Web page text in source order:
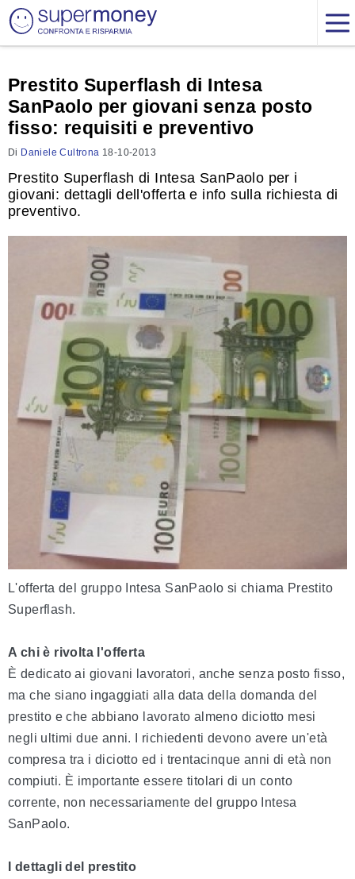
Prestito Superflash di Intesa
SanPaolo per giovani senza posto
fisso: requisiti e preventivo
Di Daniele Cultrona 18-10-2013
Prestito Superflash di Intesa SanPaolo per i
giovani: dettagli dell'offerta e info sulla richiesta di
preventivo.
L'offerta del gruppo Intesa SanPaolo si chiama Prestito
Superflash.
A chi è rivolta l'offerta
È dedicato ai giovani lavoratori, anche senza posto fisso,
ma che siano ingaggiati alla data della domanda del
prestito e che abbiano lavorato almeno diciotto mesi
negli ultimi due anni. I richiedenti devono avere un'età
compresa tra i diciotto ed i trentacinque anni di età non
compiuti. È importante essere titolari di un conto
corrente, non necessariamente del gruppo Intesa
SanPaolo.
I dettagli del prestito